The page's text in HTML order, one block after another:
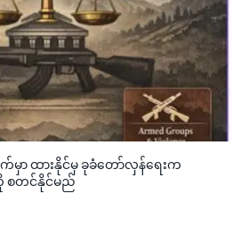
ာ ထားနိုင်မှ ခုခံတော်လှန်ရေးက
စတင်နိုင်မည်